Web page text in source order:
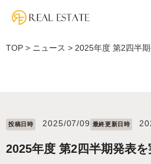
TOP > ニュース > 2025年度 第2四半
投稿⽇時 2025/07/09 最終更新⽇時
2025年度 第2四半期発表